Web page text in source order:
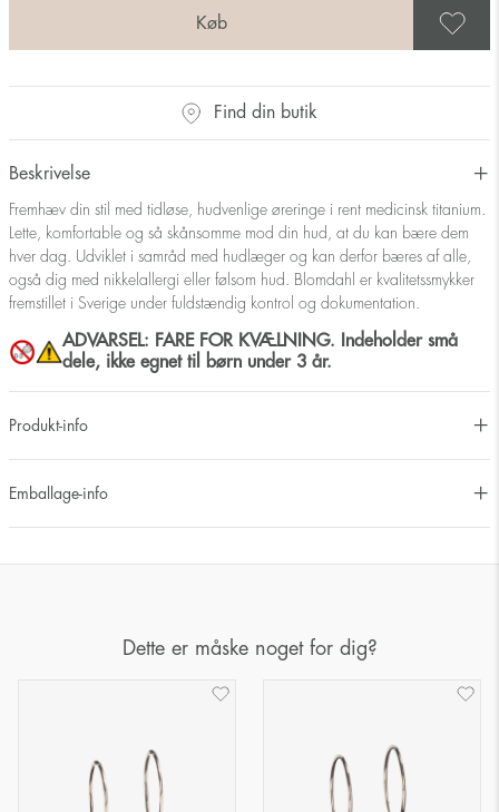
Find din butik
Beskrivelse
Fremhæv din stil med tidløse, hudvenlige øreringe i rent medicinsk titanium.
Lette, komfortable og så skånsomme mod din hud, at du kan bære dem
hver dag. Udviklet i samråd med hudlæger og kan derfor bæres af alle,
også dig med nikkelallergi eller følsom hud. Blomdahl er kvalitetssmykker
fremstillet i Sverige under fuldstændig kontrol og dokumentation.
ADVARSEL: FARE FOR KVÆLNING. Indeholder små
dele, ikke egnet til børn under 3 år.
Produkt-info
Emballage-info
Dette er måske noget for dig?